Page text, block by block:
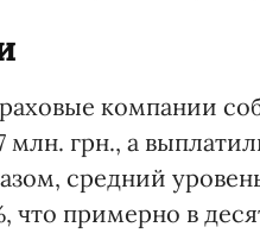
компании
млн. грн., а
средний
что примерно в